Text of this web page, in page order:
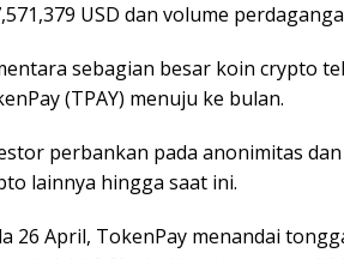
USD dan volume
sebagian besar koin crypto
(TPAY) menuju ke bulan.
perbankan pada anonimitas
lainnya hingga saat ini.
26 April, TokenPay menandai